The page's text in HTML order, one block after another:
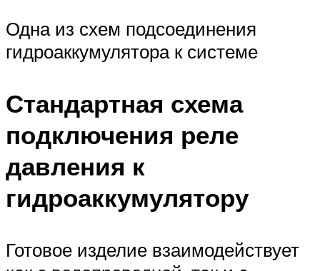
Одна из схем подсоединения
гидроаккумулятора к системе
Стандартная схема
подключения реле
давления к
гидроаккумулятору
Готовое изделие взаимодействует